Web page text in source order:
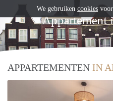
Appartement
APPARTEMENTEN IN
We gebruiken cookies